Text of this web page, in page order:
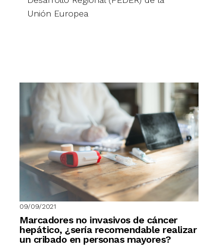
Unión Europea
09/09/2021
Marcadores no invasivos de cáncer
hepático, ¿sería recomendable realizar
un cribado en personas mayores?